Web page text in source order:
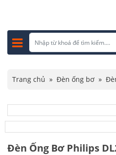
Trang chủ » Đèn ống bơ »
Đèn Ống Bơ Philips